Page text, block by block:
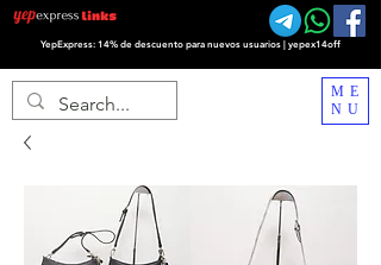
YepExpress: 14% de descuento para nuevos usuarios | yepex14off
ME
NU